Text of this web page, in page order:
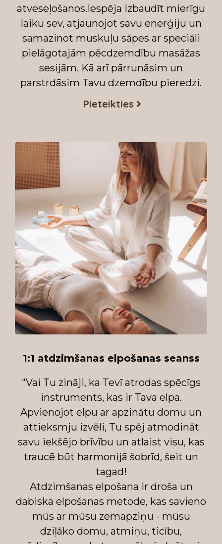
atveseļošanos.Iespēja Izbaudīt mierīgu
laiku sev, atjaunojot savu enerģiju un
samazinot muskuļu sāpes ar speciāli
pielāgotajām pēcdzemdību masāžas
sesijām. Kā arī pārrunāsim un
parstrdāsim Tavu dzemdību pieredzi.
Pieteikties
1:1 atdzimšanas elpošanas seanss
"Vai Tu zināji, ka Tevī atrodas spēcīgs
instruments, kas ir Tava elpa.
Apvienojot elpu ar apzinātu domu un
attieksmju izvēli, Tu spēj atmodināt
savu iekšējo brīvību un atlaist visu, kas
traucē būt harmonijā šobrīd, šeit un
tagad!
Atdzimšanas elpošana ir droša un
dabiska elpošanas metode, kas savieno
mūs ar mūsu zemapziņu - mūsu
dziļāko domu, atmiņu, ticību,